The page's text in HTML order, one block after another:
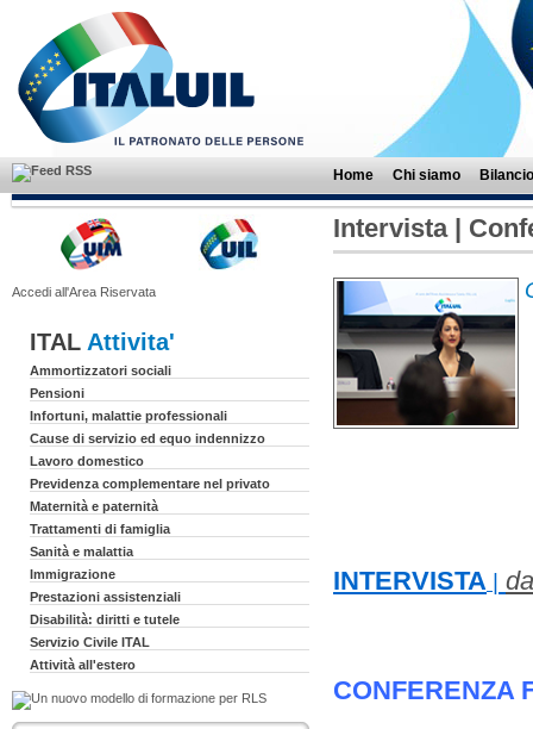
Home Chi siamo
Accedi all'Area Riservata
ITAL Attivita'
Ammortizzatori sociali
Pensioni
Infortuni, malattie professionali
Cause di servizio ed equo indennizzo
Lavoro domestico
Previdenza complementare nel privato
Maternità e paternità
Trattamenti di famiglia
Sanità e malattia
Immigrazione
Prestazioni assistenziali
Disabilità: diritti e tutele
Servizio Civile ITAL
Attività all'estero
Intervista |
INTERVISTA
CONFERENZA